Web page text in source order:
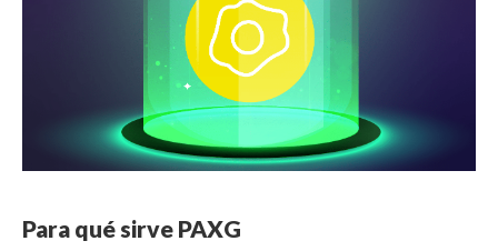
Para qué sirve PAXG